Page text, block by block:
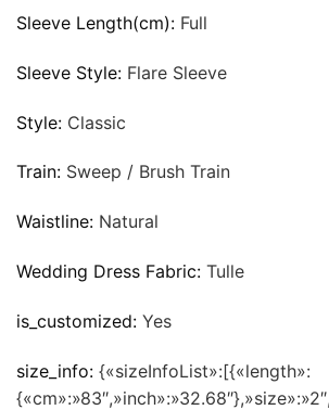
Sleeve Length(cm): Full
Sleeve Style: Flare Sleeve
Style: Classic
Train: Sweep / Brush Train
Waistline: Natural
Wedding Dress Fabric: Tulle
is_customized: Yes
size_info: {«sizeInfoList»:[{«length»: